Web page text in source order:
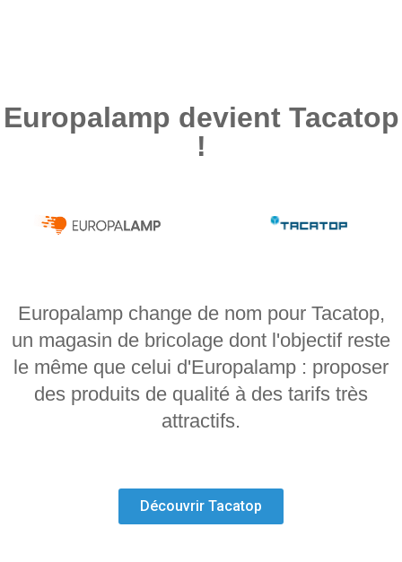
Europalamp devient Tacatop
!
Europalamp change de nom pour Tacatop,
un magasin de bricolage dont l'objectif reste
le même que celui d'Europalamp : proposer
des produits de qualité à des tarifs très
attractifs.
Découvrir Tacatop